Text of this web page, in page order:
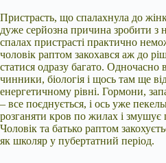
Пристрасть, що спалахнула до
дуже серйозна причина зробити з
спалах пристрасті практично
чоловік раптом закохався аж до
статися одразу багато. Одночасно
чинники, біологія і щось там ще
енергетичному рівні. Гормони,
– все поєднується, і ось уже
розганяти кров по жилах і
Чоловік та батько раптом
як школяр у пубертатний період.